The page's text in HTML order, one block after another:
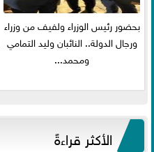
بحضور رئيس الوزراء ولفيف من وزراء
ورجال الدولة.. النائبان وليد التمامي
ومحمد...
الأكثر قراءةً